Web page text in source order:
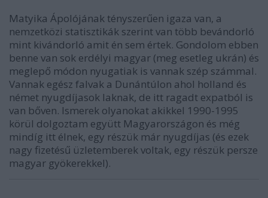
Matyika Ápolójának tényszerűen igaza van, a
nemzetközi statisztikák szerint van több bevándorló
mint kivándorló amit én sem értek. Gondolom ebben
benne van sok erdélyi magyar (meg esetleg ukrán) és
meglepő módon nyugatiak is vannak szép számmal.
Vannak egész falvak a Dunántúlon ahol holland és
német nyugdíjasok laknak, de itt ragadt expatból is
van bőven. Ismerek olyanokat akikkel 1990-1995
körül dolgoztam együtt Magyarországon és még
mindíg itt élnek, egy részük már nyugdíjas (és ezek
nagy fizetésű üzletemberek voltak, egy részük persze
magyar gyökerekkel).